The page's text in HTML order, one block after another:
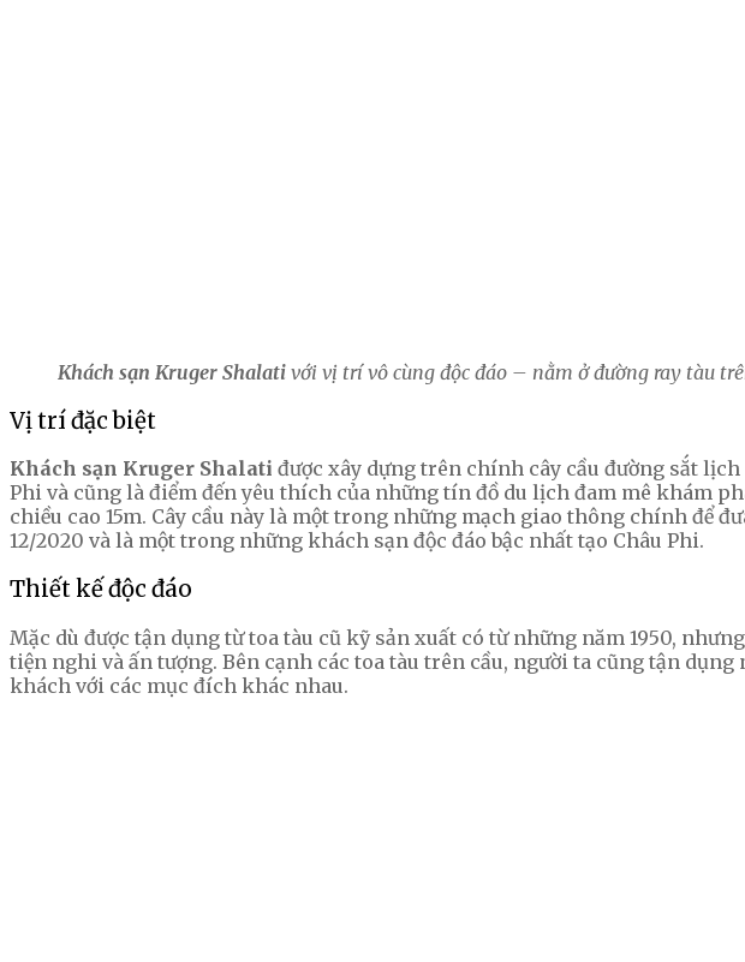
Khách sạn Kruger Shalati với vị trí vô cùng độc đáo – nằm ở đường ray tàu
Vị trí đặc biệt
Khách sạn Kruger Shalati được xây dựng trên chính cây cầu đường sắt
Phi và cũng là điểm đến yêu thích của những tín đồ du lịch đam mê khám
chiều cao 15m. Cây cầu này là một trong những mạch giao thông chính để
12/2020 và là một trong những khách sạn độc đáo bậc nhất tạo Châu Phi.
Thiết kế độc đáo
Mặc dù được tận dụng từ toa tàu cũ kỹ sản xuất có từ những năm 1950,
tiện nghi và ấn tượng. Bên cạnh các toa tàu trên cầu, người ta cũng tận
khách với các mục đích khác nhau.